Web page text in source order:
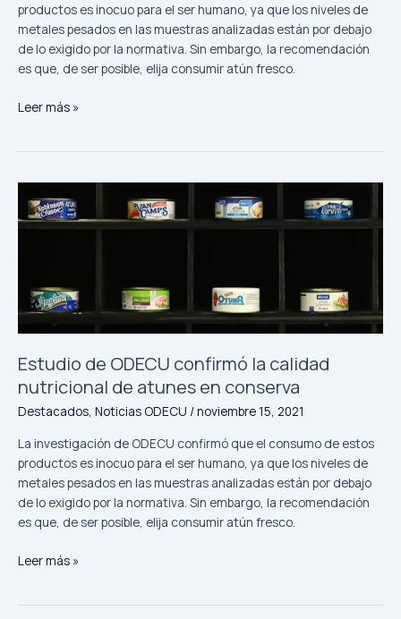
productos es inocuo para el ser humano, ya que los niveles de
metales pesados en las muestras analizadas están por debajo
de lo exigido por la normativa. Sin embargo, la recomendación
es que, de ser posible, elija consumir atún fresco.
Leer más »
Estudio de ODECU confirmó la calidad
nutricional de atunes en conserva
Destacados Noticias ODECU /noviembre 15, 2021
La investigación de ODECU confirmó que el consumo de estos
productos es inocuo para el ser humano, ya que los niveles de
metales pesados en las muestras analizadas están por debajo
de lo exigido por la normativa. Sin embargo, la recomendación
es que, de ser posible, elija consumir atún fresco.
de
ODECU
calidad
nutricional
en
conserva
Leer más »